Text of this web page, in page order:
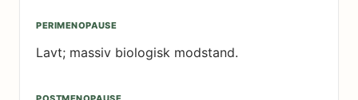
Lavt; massiv biologisk modstand.